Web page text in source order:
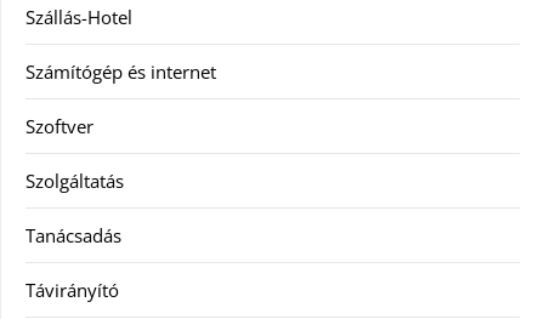
Szállás-Hotel
Számítógép és internet
Szoftver
Szolgáltatás
Tanácsadás
Távirányító